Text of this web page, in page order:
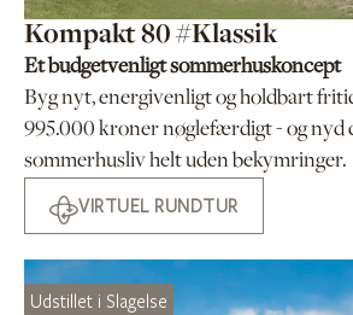
Kompakt 80 #Klassik
Et budgetvenligt sommerhuskoncept
Byg nyt, energivenligt og holdbart
995.000 kroner nøglefærdigt - og nyd
sommerhusliv helt uden bekymringer.
VIRTUEL RUNDTUR
Udstillet i Slagelse